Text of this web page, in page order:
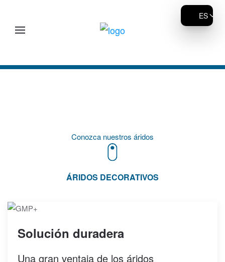
ÁRIDOS DECORATIVOS
Conozca nuestros áridos
Solución duradera
Una gran ventaja de los áridos
ES